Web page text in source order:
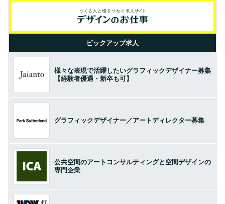
ピックアップ求人
様々な表現で活躍したいグラフィックデザイナー募集
【経験者優遇・新卒も可】
グラフィックデザイナー／アートディレクター募集
公共空間のアートコンサルティングと空間デザインの
専門企業